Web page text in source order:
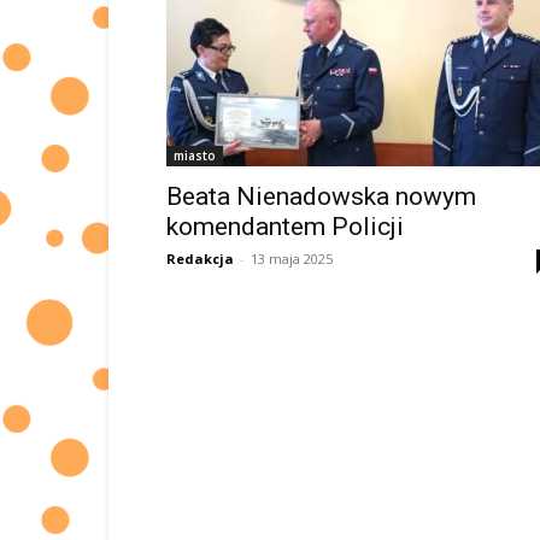
miasto
Beata Nienadowska nowym
komendantem Policji
Redakcja - 13 maja 2025